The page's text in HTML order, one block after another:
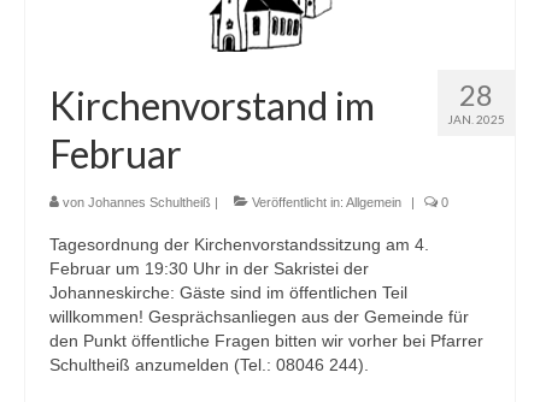
28
JAN. 2025
Kirchenvorstand im
Februar
von Johannes Schultheiß | Veröffentlicht in: Allgemein | 0
Tagesordnung der Kirchenvorstandssitzung am 4.
Februar um 19:30 Uhr in der Sakristei der
Johanneskirche: Gäste sind im öffentlichen Teil
willkommen! Gesprächsanliegen aus der Gemeinde für
den Punkt öffentliche Fragen bitten wir vorher bei Pfarrer
Schultheiß anzumelden (Tel.: 08046 244).